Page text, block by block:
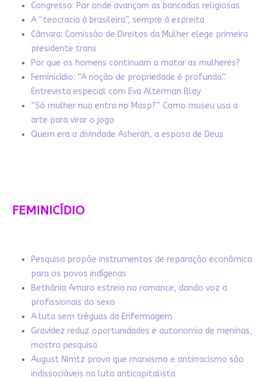
Congresso: Por onde avançam as bancadas religiosas
A “teocracia à brasileira”, sempre à espreita
Câmara: Comissão de Direitos da Mulher elege primeira
presidente trans
Por que os homens continuam a matar as mulheres?
Feminicídio: “A noção de propriedade é profunda”.
Entrevista especial com Eva Alterman Blay
“Só mulher nua entra no Masp?” Como museu usa a
arte para virar o jogo
Quem era a divindade Asherah, a esposa de Deus
FEMINICÍDIO
Pesquisa propõe instrumentos de reparação econômica
para os povos indígenas
Bethânia Amaro estreia no romance, dando voz a
profissionais do sexo
A luta sem tréguas da Enfermagem
Gravidez reduz oportunidades e autonomia de meninas,
mostra pesquisa
August Nimtz prova que marxismo e antirracismo são
indissociáveis na luta anticapitalista